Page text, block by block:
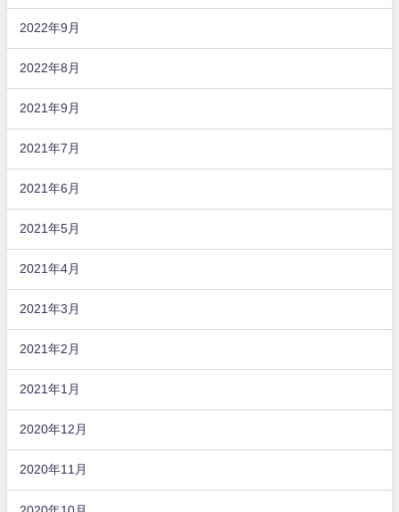
2022年9月
2022年8月
2021年9月
2021年7月
2021年6月
2021年5月
2021年4月
2021年3月
2021年2月
2021年1月
2020年12月
2020年11月